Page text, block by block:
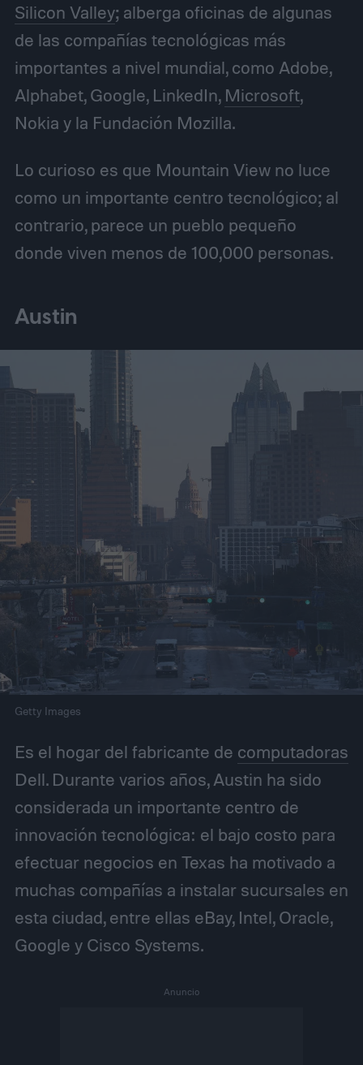
Silicon Valley; alberga oficinas de algunas
de las compañías tecnológicas más
importantes a nivel mundial, como Adobe,
Alphabet, Google, LinkedIn, Microsoft,
Nokia y la Fundación Mozilla.
Lo curioso es que Mountain View no luce
como un importante centro tecnológico; al
contrario, parece un pueblo pequeño
donde viven menos de 100,000 personas.
Austin
Getty Images
Es el hogar del fabricante de computadoras
Dell. Durante varios años, Austin ha sido
considerada un importante centro de
innovación tecnológica: el bajo costo para
efectuar negocios en Texas ha motivado a
muchas compañías a instalar sucursales en
esta ciudad, entre ellas eBay, Intel, Oracle,
Google y Cisco Systems.